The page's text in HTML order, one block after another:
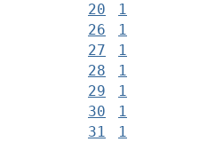
20
1
26
1
27
1
28
1
29
1
30
1
31
1